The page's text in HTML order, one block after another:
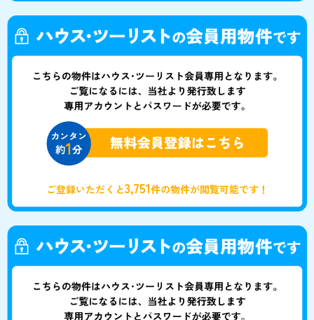
ご登録いただくと3,751件の物件が閲覧可能です！